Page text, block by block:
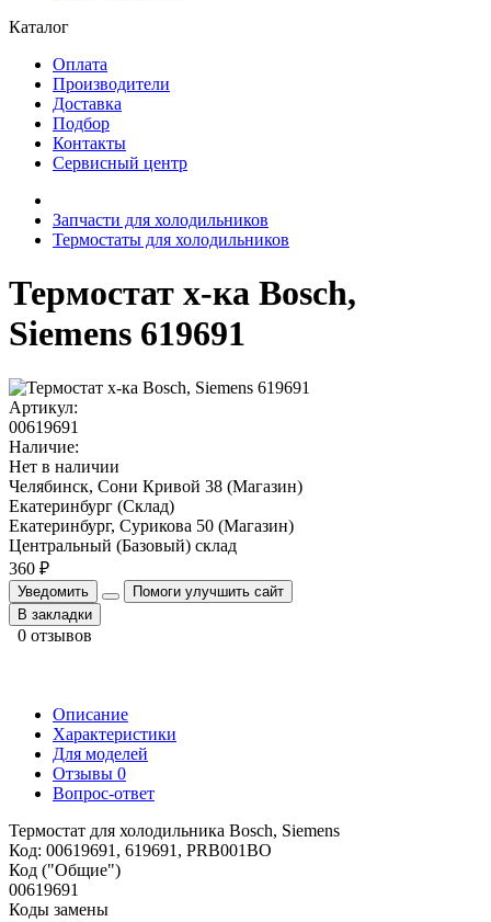
Каталог
Оплата
Производители
Доставка
Подбор
Контакты
Сервисный центр
Запчасти для холодильников
Термостаты для холодильников
Термостат х-ка Bosch,
Siemens 619691
Артикул:
00619691
Наличие:
Нет в наличии
Челябинск, Сони Кривой 38 (Магазин)
Екатеринбург (Склад)
Екатеринбург, Сурикова 50 (Магазин)
Центральный (Базовый) склад
360 ₽
Уведомить
Помоги улучшить сайт
В закладки
0 отзывов
Описание
Характеристики
Для моделей
Отзывы 0
Вопрос-ответ
Термостат для холодильника Bosch, Siemens
Код: 00619691, 619691, PRB001BO
Код ("Общие")
00619691
Коды замены